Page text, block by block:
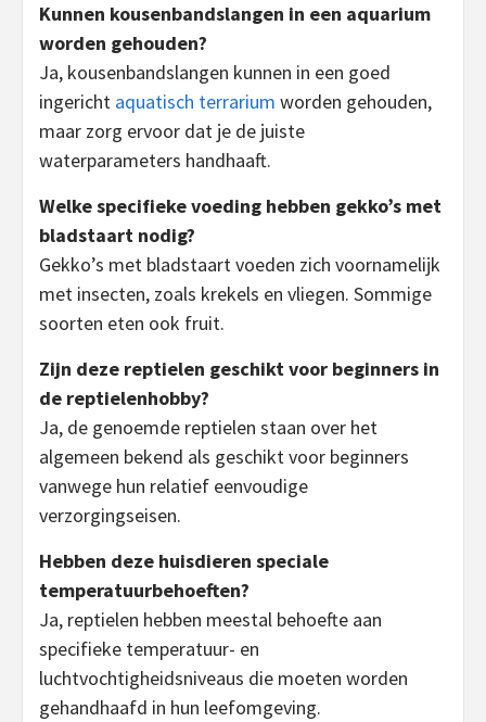
Kunnen kousenbandslangen in een aquarium
worden gehouden?
Ja, kousenbandslangen kunnen in een goed
ingericht aquatisch terrarium worden gehouden,
maar zorg ervoor dat je de juiste
waterparameters handhaaft.
Welke specifieke voeding hebben gekko’s met
bladstaart nodig?
Gekko’s met bladstaart voeden zich voornamelijk
met insecten, zoals krekels en vliegen. Sommige
soorten eten ook fruit.
Zijn deze reptielen geschikt voor beginners in
de reptielenhobby?
Ja, de genoemde reptielen staan over het
algemeen bekend als geschikt voor beginners
vanwege hun relatief eenvoudige
verzorgingseisen.
Hebben deze huisdieren speciale
temperatuurbehoeften?
Ja, reptielen hebben meestal behoefte aan
specifieke temperatuur- en
luchtvochtigheidsniveaus die moeten worden
gehandhaafd in hun leefomgeving.